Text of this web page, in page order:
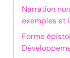
Narration
exemples et
Forme